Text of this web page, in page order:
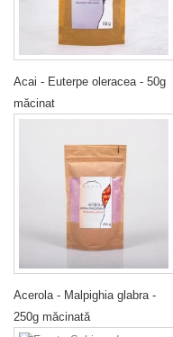
Acai - Euterpe oleracea - 50g
măcinat
Acerola - Malpighia glabra -
250g măcinată